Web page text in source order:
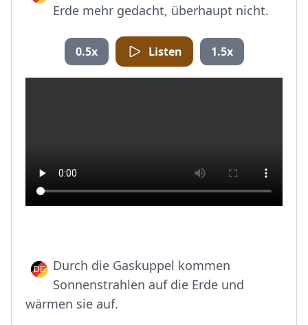
Erde mehr gedacht, überhaupt nicht.
0.5x Listen 1.5x
Durch die Gaskuppel kommen
Sonnenstrahlen auf die Erde und
wärmen sie auf.